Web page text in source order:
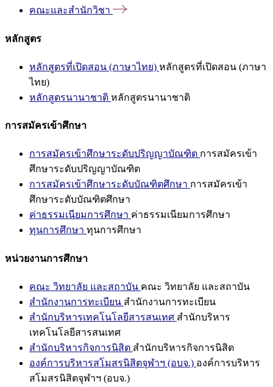
คณะและสำนักวิชา
หลักสูตร
หลักสูตรที่เปิดสอน (ภาษาไทย) หลักสูตรที่เปิดสอน (ภาษา
ไทย)
หลักสูตรนานาชาติ หลักสูตรนานาชาติ
การสมัครเข้าศึกษา
การสมัครเข้าศึกษาระดับปริญญาบัณฑิต การสมัครเข้า
ศึกษาระดับปริญญาบัณฑิต
การสมัครเข้าศึกษาระดับบัณฑิตศึกษา การสมัครเข้า
ศึกษาระดับบัณฑิตศึกษา
ค่าธรรมเนียมการศึกษา ค่าธรรมเนียมการศึกษา
ทุนการศึกษา ทุนการศึกษา
หน่วยงานการศึกษา
คณะ วิทยาลัย และสถาบัน คณะ วิทยาลัย และสถาบัน
สำนักงานการทะเบียน สำนักงานการทะเบียน
สำนักบริหารเทคโนโลยีสารสนเทศ สำนักบริหาร
เทคโนโลยีสารสนเทศ
สำนักบริหารกิจการนิสิต สำนักบริหารกิจการนิสิต
องค์การบริหารสโมสรนิสิตจุฬาฯ (อบจ.) องค์การบริหาร
สโมสรนิสิตจุฬาฯ (อบจ.)